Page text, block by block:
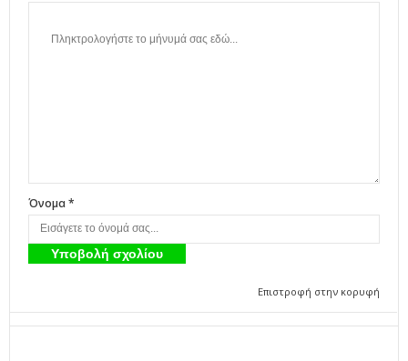
Όνομα *
Επιστροφή στην κορυφή